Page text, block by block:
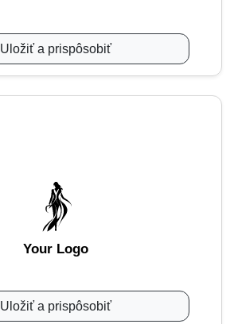
Uložiť a prispôsobiť
Your Logo
Uložiť a prispôsobiť